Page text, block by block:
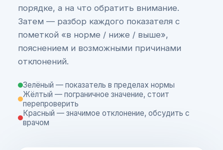
порядке, а на что обратить внимание.
Затем — разбор каждого показателя с
пометкой «в норме / ниже / выше»,
пояснением и возможными причинами
отклонений.
Зелёный — показатель в пределах нормы
Жёлтый — пограничное значение, стоит
перепроверить
Красный — значимое отклонение, обсудить с
врачом